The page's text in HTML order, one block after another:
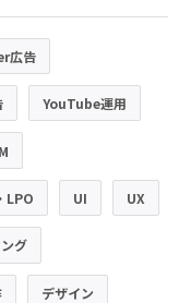
広告
YouTube運用
LPO UI UX
グ
デザイン